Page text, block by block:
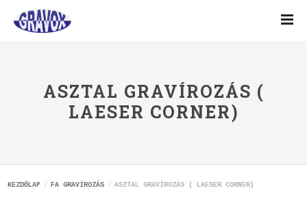
ASZTAL GRAVÍROZÁS (
LAESER CORNER)
KEZDŐLAP FA GRAVÍROZÁS ASZTAL GRAVÍROZÁS ( LAESER CORNER)